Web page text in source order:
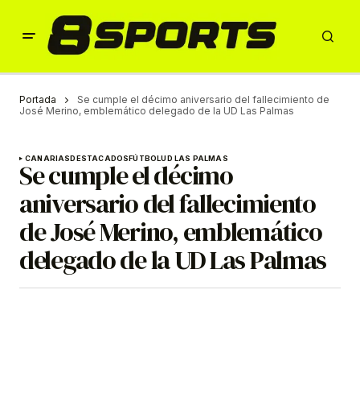
Portada
Se cumple el décimo aniversario del fallecimiento de
José Merino, emblemático delegado de la UD Las Palmas
CANARIASDESTACADOSFÚTBOLUD LAS PALMAS
Se cumple el décimo
aniversario del fallecimiento
de José Merino, emblemático
delegado de la UD Las Palmas